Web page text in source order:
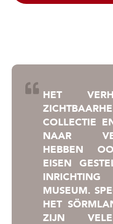
HET
COLLECTIE
NAAR
HEBBEN
EISEN
MUSEUM.
HET
ZIJN